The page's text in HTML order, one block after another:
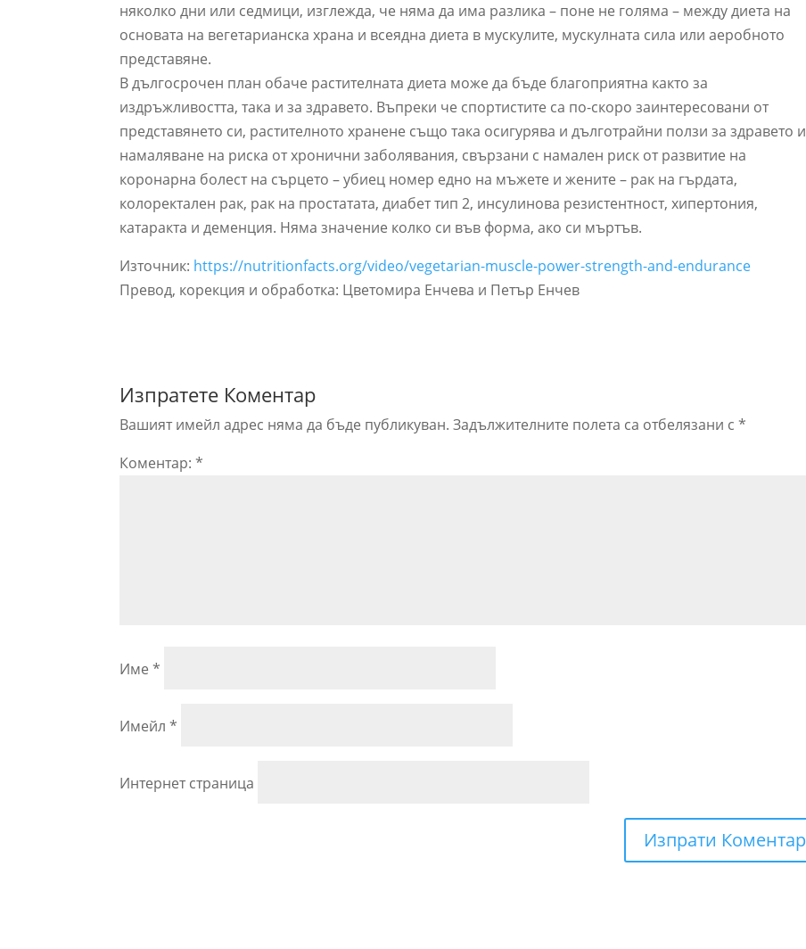
няколко дни или седмици, изглежда, че няма да има разлика – поне не голяма – между диета на
основата на вегетарианска храна и всеядна диета в мускулите, мускулната сила или аеробното
представяне.
В дългосрочен план обаче растителната диета може да бъде благоприятна както за
издръжливостта, така и за здравето. Въпреки че спортистите са по-скоро заинтересовани от
представянето си, растителното хранене също така осигурява и дълготрайни ползи за здравето и
намаляване на риска от хронични заболявания, свързани с намален риск от развитие на
коронарна болест на сърцето – убиец номер едно на мъжете и жените – рак на гърдата,
колоректален рак, рак на простатата, диабет тип 2, инсулинова резистентност, хипертония,
катаракта и деменция. Няма значение колко си във форма, ако си мъртъв.
Източник: https://nutritionfacts.org/video/vegetarian-muscle-power-strength-and-endurance
Превод, корекция и обработка: Цветомира Енчева и Петър Енчев
Изпратете Коментар
Вашият имейл адрес няма да бъде публикуван. Задължителните полета са отбелязани с*
Коментар:*
Име*
Имейл*
Интернет страница